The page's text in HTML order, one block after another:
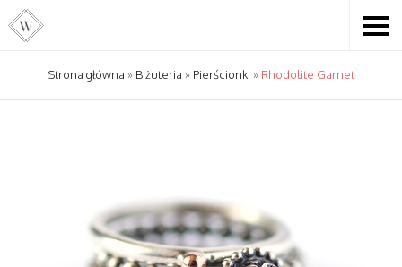
Strona główna » Biżuteria » Pierścionki » Rhodolite Garnet